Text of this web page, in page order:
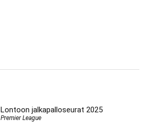
Lontoon jalkapalloseurat 2025
Premier League